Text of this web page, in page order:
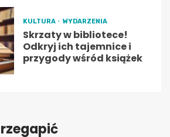
KULTURA WYDARZENIA
Skrzaty w bibliotece!
Odkryj ich tajemnice i
przygody wśród książek